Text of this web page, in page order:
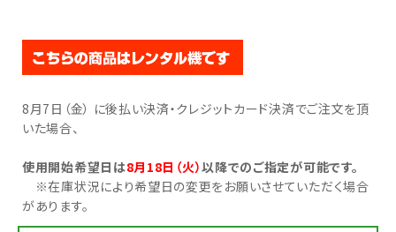
お気に入り一覧
閲覧履歴一覧
8月7日（金） に後払い決済・クレジットカード決済でご注文を頂
いた場合、
使用開始希望日は8月18日（火）以降でのご指定が可能です。
※在庫状況により希望日の変更をお願いさせていただく場合
があります。